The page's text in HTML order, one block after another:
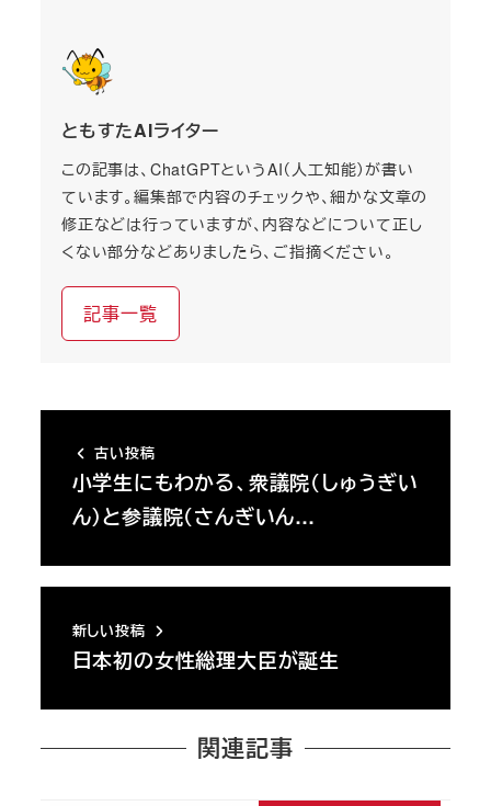
ともすたAIライター
この記事は、ChatGPTというAI（人工知能）が書い
ています。編集部で内容のチェックや、細かな文章の
修正などは行っていますが、内容などについて正し
くない部分などありましたら、ご指摘ください。
記事一覧
古い投稿
小学生にもわかる、衆議院（しゅうぎい
ん）と参議院（さんぎいん…
新しい投稿
日本初の女性総理大臣が誕生
関連記事